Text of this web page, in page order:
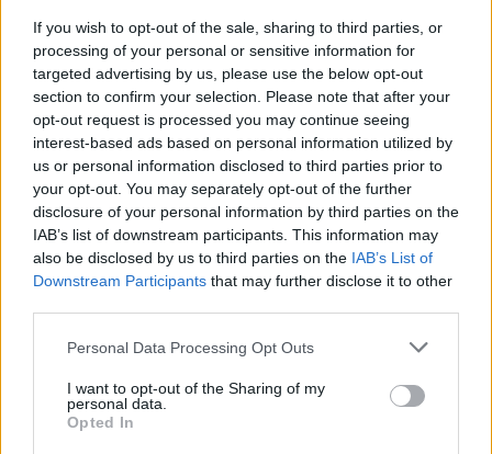
If you wish to opt-out of the sale, sharing to third parties, or
processing of your personal or sensitive information for
targeted advertising by us, please use the below opt-out
section to confirm your selection. Please note that after your
opt-out request is processed you may continue seeing
interest-based ads based on personal information utilized by
us or personal information disclosed to third parties prior to
your opt-out. You may separately opt-out of the further
disclosure of your personal information by third parties on the
IAB’s list of downstream participants. This information may
also be disclosed by us to third parties on the IAB’s List of
Downstream Participants that may further disclose it to other
Personal Data Processing Opt Outs
I want to opt-out of the Sharing of my
personal data.
Opted In
Daugiau nuotraukų (1)
Kaip pranešė Policijos departamentas,
rugpjūčio 5 d. apie 21 val. 15 min. Varėnos r.,
Vazgirdonių kaime, name, rasti mirusių
moters (gimusi 1975 m.) ir vyro (gim. 1973 m.)
kūnai.
Šalia vyro kūno rastas 16-to kalibro
vienvamzdis medžioklinis šautuvas.